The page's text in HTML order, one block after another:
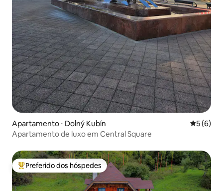
Apartamento ⋅ Dolný Kubín 5 de
5 (6)
Apartamento de luxo em Central Square
Entre os melhores preferidos dos hóspedes
Preferido dos hóspedes